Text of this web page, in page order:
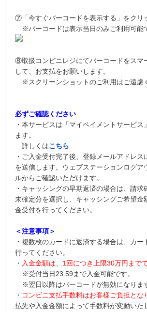
⑦「今すぐバーコードを表示する」をクリ
※バーコードは表示当日のみご利用可能
⑧取扱コンビニレジにてバーコードをスマ
して、お支払をお願いします。
※スクリーンショットのご利用はご遠慮
必ずご確認ください
・本サービスは「マイペイメントサービス
ます。
詳しくはこちら
・ご入金受付完了後、登録メールアドレス
を送信します。ウェブステーションログア
ルからご確認いただけます。
・キャッシングの早期返済の場合は、請求
未確定分を選択し、キャッシングご希望金
金受付を行ってください。
＜注意事項＞
・複数枚のカードに返済する場合は、カー
行ってください。
・ 入金金額は、1回につき上限30万円までで
※受付当日23:59まで入金可能です。
※翌日以降はバーコードが無効になりま
・ コンビニ支払手数料はお客様ご負担とな
払先や入金金額によって手数料が変動いた